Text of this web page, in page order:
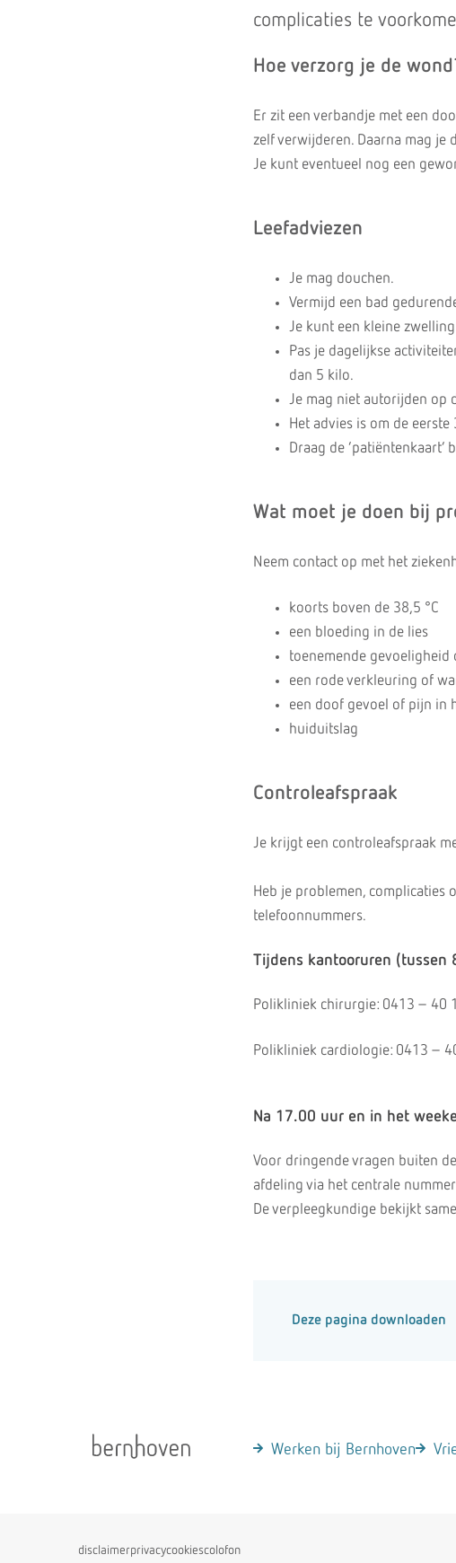
complicaties te
Hoe verzorg je de
Er zit een verbandje met een
zelf verwijderen. Daarna mag je
Je kunt eventueel nog een
Leefadviezen
Je mag douchen.
Vermijd een bad
Je kunt een kleine
Pas je dagelijkse
dan 5 kilo.
Je mag niet autorijden op
Het advies is om de
Draag de ‘patiëntenkaart’
Wat moet je doen bij
Neem contact op met het
koorts boven de 38,5 °C
een bloeding in de lies
toenemende gevoeligheid
een rode verkleuring of
een doof gevoel of pijn in
huiduitslag
Controleafspraak
Je krijgt een controleafspraak
Heb je problemen, complicaties
telefoonnummers.
Tijdens kantooruren (tussen
Polikliniek chirurgie: 0413 – 40
Polikliniek cardiologie: 0413 –
Na 17.00 uur en in het
Voor dringende vragen buiten
afdeling via het centrale
De verpleegkundige bekijkt
Deze pagina downloaden
Werken bij Bernhoven
disclaimerprivacycookiescolofon